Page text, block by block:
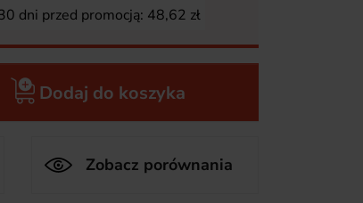
dni przed promocją: 48,62 zł
Dodaj do koszyka
Zobacz porównania